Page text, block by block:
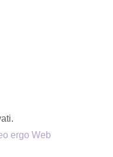
ergo Web